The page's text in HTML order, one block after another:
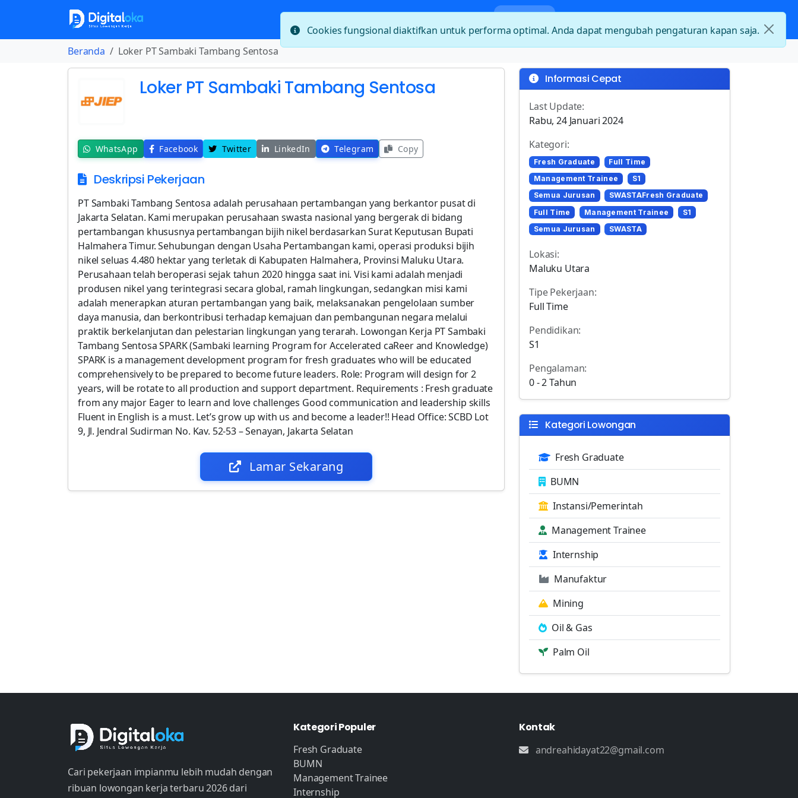
Beranda Loker PT Sambaki Tambang Sentosa
Loker PT Sambaki Tambang Sentosa
WhatsApp Facebook Twitter LinkedIn Telegram Copy
Deskripsi Pekerjaan
PT Sambaki Tambang Sentosa adalah perusahaan pertambangan yang berkantor pusat di
Jakarta Selatan. Kami merupakan perusahaan swasta nasional yang bergerak di bidang
pertambangan khususnya pertambangan bijih nikel berdasarkan Surat Keputusan Bupati
Halmahera Timur. Sehubungan dengan Usaha Pertambangan kami, operasi produksi bijih
nikel seluas 4.480 hektar yang terletak di Kabupaten Halmahera, Provinsi Maluku Utara.
Perusahaan telah beroperasi sejak tahun 2020 hingga saat ini. Visi kami adalah menjadi
produsen nikel yang terintegrasi secara global, ramah lingkungan, sedangkan misi kami
adalah menerapkan aturan pertambangan yang baik, melaksanakan pengelolaan sumber
daya manusia, dan berkontribusi terhadap kemajuan dan pembangunan negara melalui
praktik berkelanjutan dan pelestarian lingkungan yang terarah. Lowongan Kerja PT Sambaki
Tambang Sentosa SPARK (Sambaki learning Program for Accelerated caReer and Knowledge)
SPARK is a management development program for fresh graduates who will be educated
comprehensively to be prepared to become future leaders. Role: Program will design for 2
years, will be rotate to all production and support department. Requirements : Fresh graduate
from any major Eager to learn and love challenges Good communication and leadership skills
Fluent in English is a must. Let’s grow up with us and become a leader!! Head Office: SCBD Lot
9, Jl. Jendral Sudirman No. Kav. 52-53 – Senayan, Jakarta Selatan
Lamar Sekarang
Informasi Cepat
Last Update:
Rabu, 24 Januari 2024
Kategori:
Fresh Graduate
Full Time
Management Trainee
S1
Semua Jurusan
SWASTAFresh Graduate
Full Time
Management Trainee
S1
Semua Jurusan
SWASTA
Lokasi:
Maluku Utara
Tipe Pekerjaan:
Full Time
Pendidikan:
S1
Pengalaman:
0 - 2 Tahun
Kategori Lowongan
Fresh Graduate
BUMN
Instansi/Pemerintah
Management Trainee
Internship
Manufaktur
Mining
Oil & Gas
Palm Oil
Cari pekerjaan impianmu lebih mudah dengan
ribuan lowongan kerja terbaru 2026 dari
Kategori Populer
Fresh Graduate
BUMN
Management Trainee
Internship
Kontak
andreahidayat22@gmail.com
Cookies fungsional diaktifkan untuk performa optimal. Anda dapat mengubah pengaturan kapan saja.